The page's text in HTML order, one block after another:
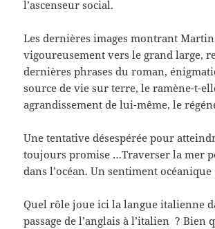
l’ascenseur social.
Les dernières images montrant
vigoureusement vers le grand large,
dernières phrases du roman,
source de vie sur terre, le ramène-t-
agrandissement de lui-même, le
Une tentative désespérée pour
toujours promise …Traverser la mer
dans l’océan. Un sentiment
Quel rôle joue ici la langue italienne
passage de l’anglais à l’italien ? Bien